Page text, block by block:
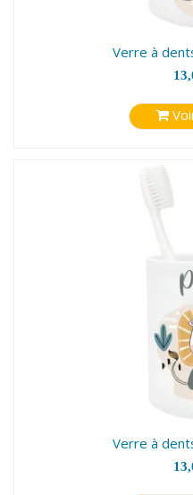
Verre à
Verre à